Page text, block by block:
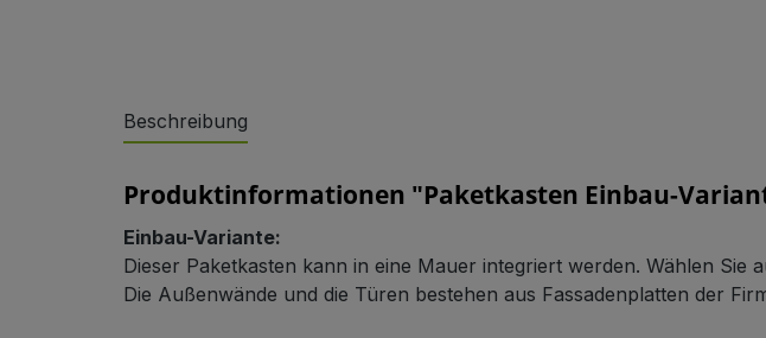
Beschreibung
Produktinformationen "Paketkasten Einbau-
Einbau-Variante:
Dieser Paketkasten kann in eine Mauer integriert werden. Wählen Sie
Die Außenwände und die Türen bestehen aus Fassadenplatten der